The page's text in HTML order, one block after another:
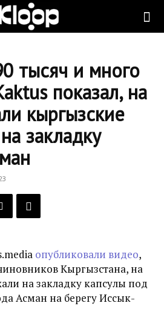
тысяч и много
показал, на
кыргызские
закладку
опубликовали видео,
Кыргызстана, на
на закладку капсулы под
Асман на берегу Иссык-